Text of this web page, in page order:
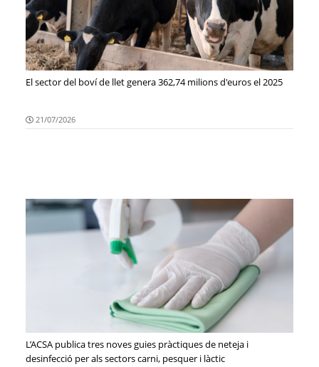
El sector del boví de llet genera 362,74 milions d'euros el 2025
21/07/2026
L’ACSA publica tres noves guies pràctiques de neteja i
desinfecció per als sectors carni, pesquer i làctic